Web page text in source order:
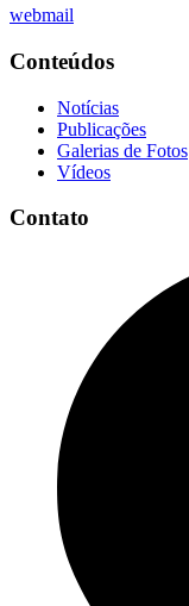
webmail
Conteúdos
Notícias
Publicações
Galerias de Fotos
Vídeos
Contato